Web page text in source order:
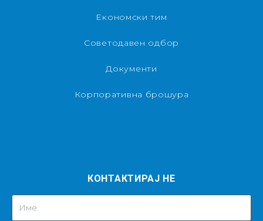
Економски тим
Советодавен одбор
Документи
Корпоративна брошура
КОНТАКТИРАЈ НЕ